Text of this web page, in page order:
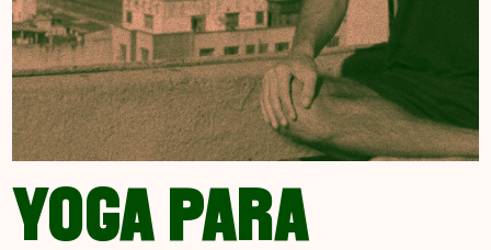
YOGA PARA